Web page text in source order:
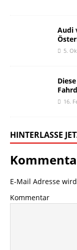
Audi
5.
16.
HINTERLASSE
E-Mail Adresse
Kommentar